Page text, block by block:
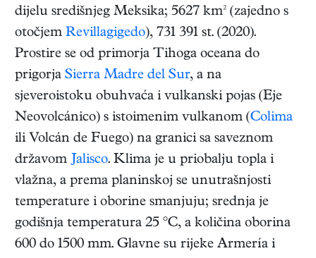
dijelu središnjeg Meksika; 5627 km² (zajedno s
otočjem Revillagigedo), 731 391 st. (2020).
Prostire se od primorja Tihoga oceana do
prigorja Sierra Madre del Sur, a na
sjeveroistoku obuhvaća i vulkanski pojas (Eje
Neovolcánico) s istoimenim vulkanom (Colima
ili Volcán de Fuego) na granici sa saveznom
državom Jalisco. Klima je u priobalju topla i
vlažna, a prema planinskoj se unutrašnjosti
temperature i oborine smanjuju; srednja je
godišnja temperatura 25 °C, a količina oborina
600 do 1500 mm. Glavne su rijeke Armería i